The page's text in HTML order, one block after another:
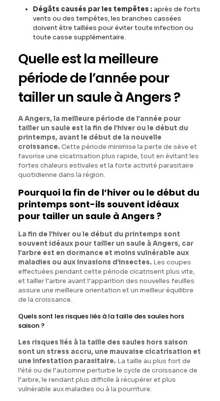
Dégâts causés par les tempêtes : après de forts
vents ou des tempêtes, les branches cassées
doivent être taillées pour éviter toute infection ou
toute casse supplémentaire.
Quelle est la meilleure
période de l’année pour
tailler un saule à Angers ?
A Angers, la meilleure période de l’année pour
tailler un saule est la fin de l’hiver ou le début du
printemps, avant le début de la nouvelle
croissance. Cette période minimise la perte de sève et
favorise une cicatrisation plus rapide, tout en évitant les
fortes chaleurs estivales et la forte activité parasitaire
quotidienne dans la région.
Pourquoi la fin de l’hiver ou le début du
printemps sont-ils souvent idéaux
pour tailler un saule à Angers ?
La fin de l’hiver ou le début du printemps sont
souvent idéaux pour tailler un saule à Angers, car
l’arbre est en dormance et moins vulnérable aux
maladies ou aux invasions d’insectes. Les coupes
effectuées pendant cette période cicatrisent plus vite,
et tailler l’arbre avant l’apparition des nouvelles feuilles
assure une meilleure orientation et un meilleur équilibre
de la croissance.
Quels sont les risques liés à la taille des saules hors
saison ?
Les risques liés à la taille des saules hors saison
sont un stress accru, une mauvaise cicatrisation et
une infestation parasitaire. La taille au plus fort de
l’été ou de l’automne perturbe le cycle de croissance de
l’arbre, le rendant plus difficile à récupérer et plus
vulnérable aux maladies ou à la pourriture.